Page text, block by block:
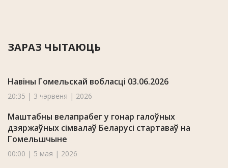
ЗАРАЗ ЧЫТАЮЦЬ
Навіны Гомельскай вобласці 03.06.2026
20:35 | 3 чэрвеня | 2026
Маштабны велапрабег у гонар галоўных
дзяржаўных сімвалаў Беларусі стартаваў на
Гомельшчыне
00:00 | 5 мая | 2026